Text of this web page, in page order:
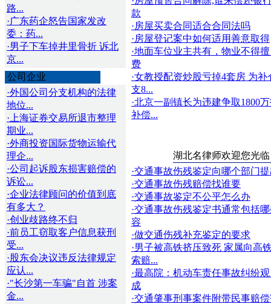
路...
·广东药企怒告国家发改
委：药...
·男子下车掉井里骨折 诉北
京...
公司企业
·外国公司分支机构的法律
地位...
·上海证券交易所退市整理
期业...
·外商投资国际货物运输代
理企...
·公司起诉股东损害赔偿的
诉讼...
·企业法律顾问的价值到底
有多大？
·创业歧路终不归
·前员工窃取客户信息获刑
受...
·股东会决议违反法律规定
应认...
·"长沙第一车骗"自首 涉案
金...
款
·房屋买卖合同适合合同法吗
·房屋登记案中如何适用善意取得
·地面车位业主共有，物业不得
费
·女教授配资炒股亏掉4套房 为补
支8...
·北京一副镇长为违建争取1800
补偿...
湖北名律师欢迎您光
·交通事故伤残鉴定向哪个部门
·交通事故伤残赔偿找谁要
·交通事故鉴定不公平怎么办
·交通事故伤残鉴定书通常包括
容
·做交通伤残补充鉴定的要求
·男子被高铁挤压致死 家属向高
索赔...
·最高院：机动车责任事故纠纷
成
·交通肇事刑事案件附带民事赔